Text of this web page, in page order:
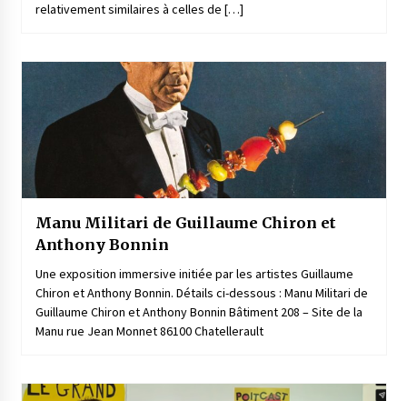
relativement similaires à celles de […]
Manu Militari de Guillaume Chiron et
Anthony Bonnin
Une exposition immersive initiée par les artistes Guillaume
Chiron et Anthony Bonnin. Détails ci-dessous : Manu Militari de
Guillaume Chiron et Anthony Bonnin Bâtiment 208 – Site de la
Manu rue Jean Monnet 86100 Chatellerault